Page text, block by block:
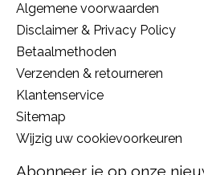
Algemene voorwaarden
Disclaimer & Privacy Policy
Betaalmethoden
Verzenden & retourneren
Klantenservice
Sitemap
Wijzig uw cookievoorkeuren
Abonneer je op onze